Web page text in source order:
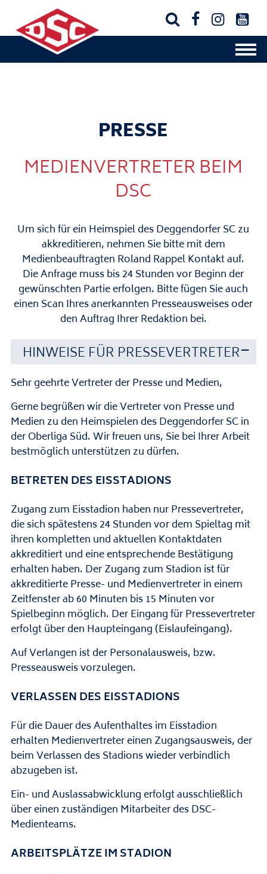
   
PRESSE
MEDIENVERTRETER BEIM
DSC
Um sich für ein Heimspiel des Deggendorfer SC zu
akkreditieren, nehmen Sie bitte mit dem
Medienbeauftragten Roland RappelKontakt auf.
Die Anfrage muss bis 24 Stunden vor Beginn der
gewünschten Partie erfolgen. Bitte fügen Sie auch
einen Scan Ihres anerkannten Presseausweises oder
den Auftrag Ihrer Redaktion bei.
HINWEISE FÜR PRESSEVERTRETER
Sehr geehrte Vertreter der Presse und Medien,
Gerne begrüßen wir die Vertreter von Presse und
Medien zu den Heimspielen des Deggendorfer SC in
der Oberliga Süd. Wir freuen uns, Sie bei Ihrer Arbeit
bestmöglich unterstützen zu dürfen.
BETRETEN DES EISSTADIONS
Zugang zum Eisstadion haben nur Pressevertreter,
die sich spätestens 24 Stunden vor dem Spieltag mit
ihren kompletten und aktuellen Kontaktdaten
akkreditiert und eine entsprechende Bestätigung
erhalten haben. Der Zugang zum Stadion ist für
akkreditierte Presse- und Medienvertreter in einem
Zeitfenster ab 60 Minuten bis 15 Minuten vor
Spielbeginn möglich. Der Eingang für Pressevertreter
erfolgt über den Haupteingang (Eislaufeingang).
Auf Verlangen ist der Personalausweis, bzw.
Presseausweis vorzulegen.
VERLASSEN DES EISSTADIONS
Für die Dauer des Aufenthaltes im Eisstadion
erhalten Medienvertreter einen Zugangsausweis, der
beim Verlassen des Stadions wieder verbindlich
abzugeben ist.
Ein- und Auslassabwicklung erfolgt ausschließlich
über einen zuständigen Mitarbeiter des DSC-
Medienteams.
ARBEITSPLÄTZE IM STADION